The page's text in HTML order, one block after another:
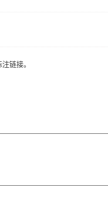
链接。